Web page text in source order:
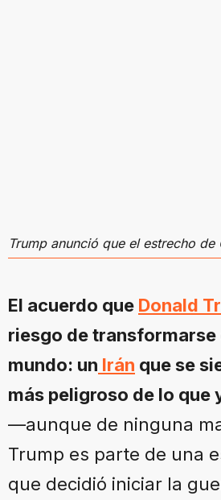
Trump anunció que el estrecho
El acuerdo que Donald
riesgo de transformarse
mundo: un Irán que se
más peligroso de lo que
—aunque de ninguna
Trump es parte de una
que decidió iniciar la